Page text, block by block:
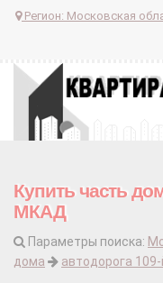
Регион: Московская
Купить часть
МКАД
Параметры поиска:
дома
автодорога